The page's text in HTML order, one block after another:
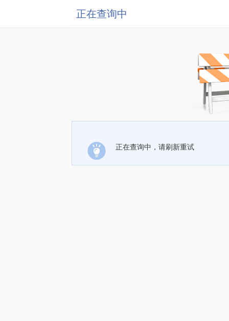
正在查询中
正在查询中，请刷新重试